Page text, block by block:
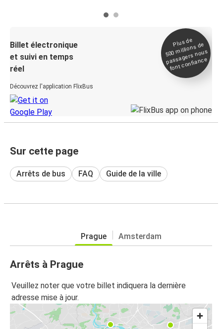
Billet électronique
et suivi en temps
réel
Découvrez l'application FlixBus
Plus de
500
millions de
passagers nous
font confiance
Sur cette page
Arrêts de bus FAQ Guide de la ville
Prague Amsterdam
Arrêts à Prague
Veuillez noter que votre billet indiquera la dernière
adresse mise à jour.